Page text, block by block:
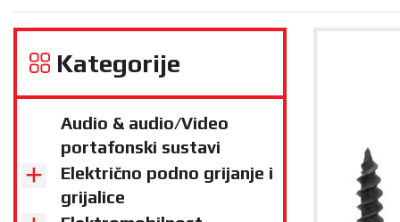
Kategorije
Audio & audio/Video
portafonski sustavi
Električno podno grijanje i
grijalice